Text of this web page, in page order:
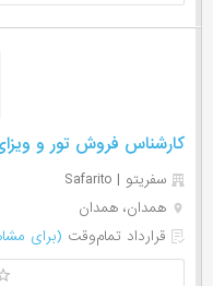
کارشناس فروش تور و
سفریتو | Safarito
همدان، همدان
قرارداد تمام‌وقت (برای